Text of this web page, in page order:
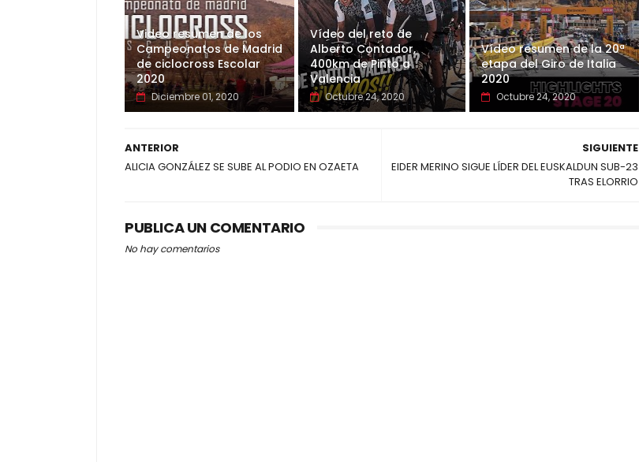
Video resumen de los
Campeonatos de Madrid
de ciclocross Escolar
2020
Diciembre 01, 2020
Vídeo del reto de
Alberto Contador,
400km de Pinto a
Valencia
Octubre 24, 2020
Vídeo resumen de la 20ª
etapa del Giro de Italia
2020
Octubre 24, 2020
SIGUIENTE
EIDER MERINO SIGUE LÍDER DEL EUSKALDUN SUB-23
TRAS ELORRIO
ANTERIOR
ALICIA GONZÁLEZ SE SUBE AL PODIO EN OZAETA
PUBLICA UN COMENTARIO
No hay comentarios